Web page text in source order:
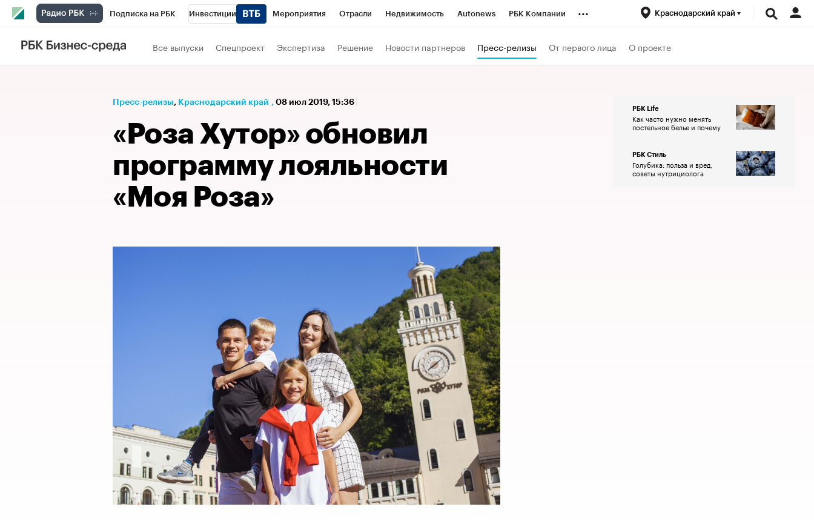
Подписка на РБК Инвестиции Мероприятия Отрасли Недвижимость Autonews РБК Компании
Телеканал
Спецпроекты Проверка контрагентов Экономика
... Краснодарский край
Все выпуски Спецпроект Экспертиза Решение Новости партнеров Пресс-релизы От первого лица О проекте
Пресс-релизы⁠, Краснодарский край , 08 июл 2019, 15:36
«Роза Хутор» обновил
программу лояльности
«Моя Роза»
РБК Life
Как часто нужно менять
постельное белье и почему
РБК Стиль
Голубика: польза и вред,
советы нутрициолога